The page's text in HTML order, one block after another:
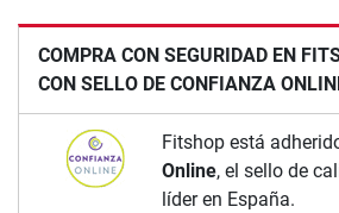
COMPRA CON SEGURIDAD EN
CON SELLO DE CONFIANZA
Fitshop está
Online, el sello de
líder en España.